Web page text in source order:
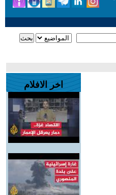
اخر الافلام